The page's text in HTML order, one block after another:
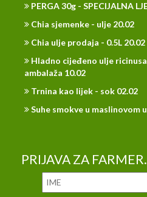
PERGA 30g - SPECIJALNA
Chia sjemenke - ulje 20.02
Chia ulje prodaja - 0.5L 20.02
Hladno cijeđeno ulje
ambalaža 10.02
Trnina kao lijek - sok 02.02
Suhe smokve u maslinovom
PRIJAVA ZA